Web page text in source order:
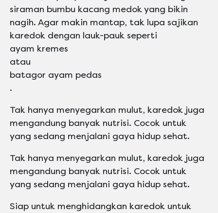
siraman bumbu kacang medok yang bikin
nagih. Agar makin mantap, tak lupa sajikan
karedok dengan lauk-pauk seperti
ayam kremes
atau
batagor ayam pedas
.
Tak hanya menyegarkan mulut, karedok juga
mengandung banyak nutrisi. Cocok untuk
yang sedang menjalani gaya hidup sehat.
Tak hanya menyegarkan mulut, karedok juga
mengandung banyak nutrisi. Cocok untuk
yang sedang menjalani gaya hidup sehat.
Siap untuk menghidangkan karedok untuk